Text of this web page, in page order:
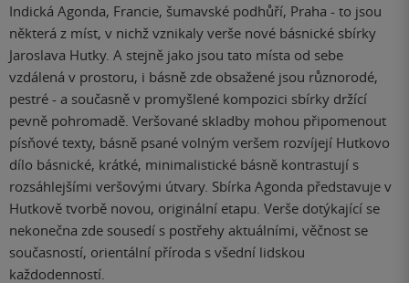
Indická Agonda, Francie, šumavské podhůří, Praha - to jsou
některá z míst, v nichž vznikaly verše nové básnické sbírky
Jaroslava Hutky. A stejně jako jsou tato místa od sebe
vzdálená v prostoru, i básně zde obsažené jsou různorodé,
pestré - a současně v promyšlené kompozici sbírky držící
pevně pohromadě. Veršované skladby mohou připomenout
písňové texty, básně psané volným veršem rozvíjejí Hutkovo
dílo básnické, krátké, minimalistické básně kontrastují s
rozsáhlejšími veršovými útvary. Sbírka Agonda představuje v
Hutkově tvorbě novou, originální etapu. Verše dotýkající se
nekonečna zde sousedí s postřehy aktuálními, věčnost se
současností, orientální příroda s všední lidskou
každodenností.